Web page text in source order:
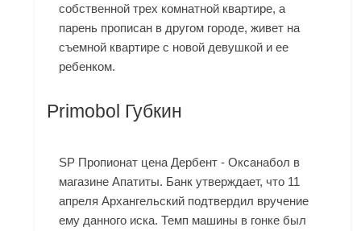
собственной трех комнатной квартире, а
парень прописан в другом городе, живет на
съемной квартире с новой девушкой и ее
ребенком.
Primobol Губкин
SP Пропионат цена Дербент - Оксанабол в
магазине Апатиты. Банк утверждает, что 11
апреля Архангельский подтвердил вручение
ему данного иска. Темп машины в гонке был